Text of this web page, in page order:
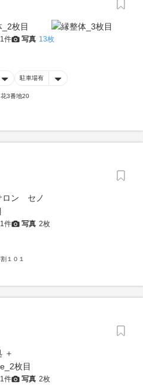
1件 写真 13枚
駐車場有
3番地20
1件 写真 2枚
１０１
1件 写真 2枚